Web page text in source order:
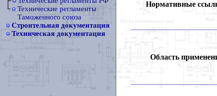
Технические регламенты
Таможенного союза
Строительная документация
Техническая документация
Нормативные
Область